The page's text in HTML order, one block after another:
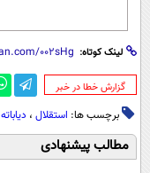
لینک کوتاه:
‌گزارش خطا در خبر
برچسب ها: استقلال ، دیاباته
مطالب پیشنهادی